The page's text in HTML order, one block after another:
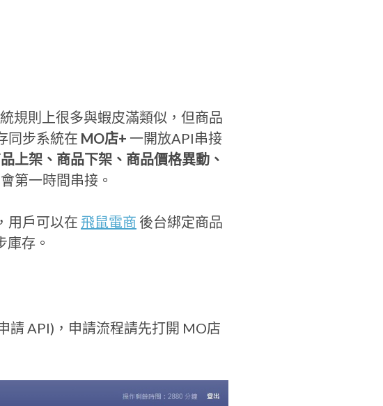
規則上很多與蝦皮滿類似，但商品
同步系統在 MO店+ 一開放API串接
上架、商品下架、商品價格異動、
第一時間串接。
用戶可以在 飛鼠電商 後台綁定商品
庫存。
請 API)，申請流程請先打開 MO店